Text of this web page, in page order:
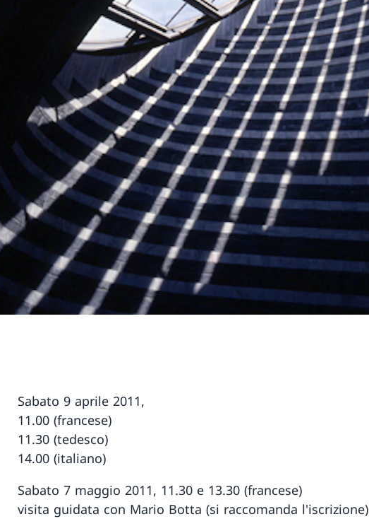
Sabato 9 aprile 2011,
11.00 (francese)
11.30 (tedesco)
14.00 (italiano)
Sabato 7 maggio 2011, 11.30 e 13.30 (francese)
visita guidata con Mario Botta (si raccomanda l'iscrizione)